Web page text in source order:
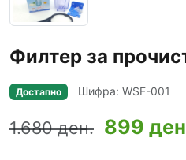
Филтер за
Достапно Шифра: WSF-001
1.680 ден. 899